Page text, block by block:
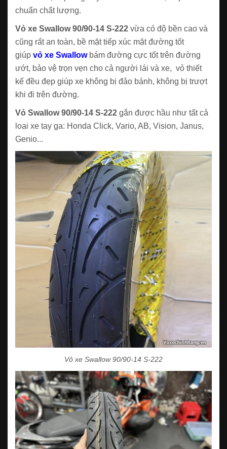
chuẩn chất lượng.
Vỏ xe Swallow 90/90-14 S-222 vừa có độ bền cao và
cũng rất an toàn, bề mặt tiếp xúc mặt đường tốt
giúp vỏ xe Swallowbám đường cực tốt trên đường
ướt, bảo vệ trọn vẹn cho cả người lái và xe, vỏ thiết
kế đều đẹp giúp xe không bị đảo bánh, không bị trượt
khi đi trên đường.
Vỏ Swallow 90/90-14 S-222 gắn được hầu như tất cả
loại xe tay ga: Honda Click, Vario, AB, Vision, Janus,
Genio...
Vỏ xe Swallow 90/90-14 S-222